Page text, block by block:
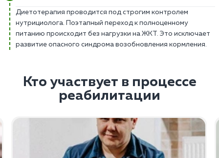
Диетотерапия проводится под строгим контролем
нутрициолога. Поэтапный переход к полноценному
питанию происходит без нагрузки на ЖКТ. Это исключает
развитие опасного синдрома возобновления кормления.
Кто участвует в процессе
реабилитации